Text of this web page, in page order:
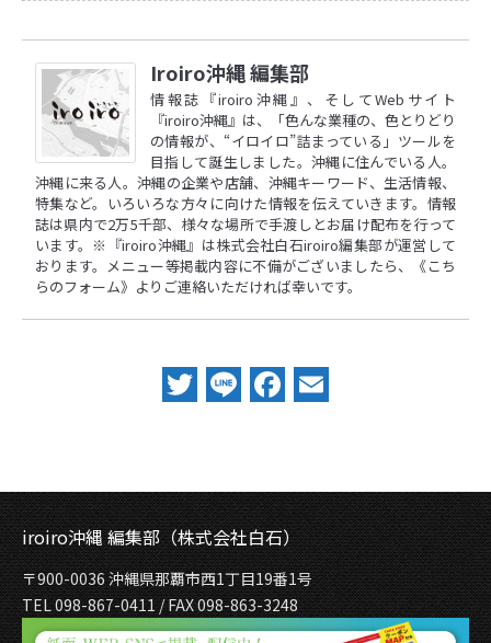
Iroiro沖縄 編集部
情報誌『iroiro沖縄』、そしてWebサイト
『iroiro沖縄』は、「色んな業種の、色とりどり
の情報が、“イロイロ”詰まっている」ツールを
目指して誕生しました。沖縄に住んでいる人。
沖縄に来る人。沖縄の企業や店舗、沖縄キーワード、生活情報、
特集など。いろいろな方々に向けた情報を伝えていきます。情報
誌は県内で2万5千部、様々な場所で手渡しとお届け配布を行って
います。※『iroiro沖縄』は株式会社白石iroiro編集部が運営して
おります。メニュー等掲載内容に不備がございましたら、
《こち
らのフォーム》 よりご連絡いただければ幸いです。
Twitter
LineFacebook
iroiro沖縄 編集部（株式会社白石）
〒900-0036 沖縄県那覇市西1丁目19番1号
TEL 098-867-0411 / FAX 098-863-3248